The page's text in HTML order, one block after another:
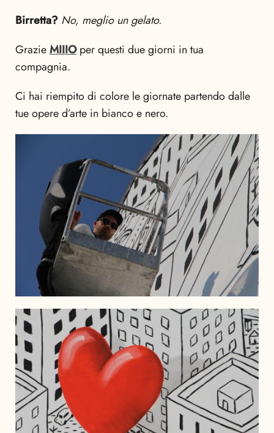
Birretta? No, meglio un gelato.
GrazieMIIIOper questi due giorni in tua
compagnia.
Ci hai riempito di colore le giornate partendo dalle
tue opere d’arte in bianco e nero.